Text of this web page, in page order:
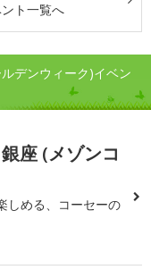
ト一覧へ
デンウィーク)イベン
座 (メゾンコ
しめる、コーセーの